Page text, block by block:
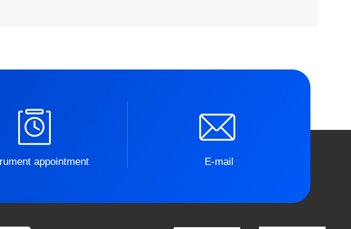
appointment E-mail